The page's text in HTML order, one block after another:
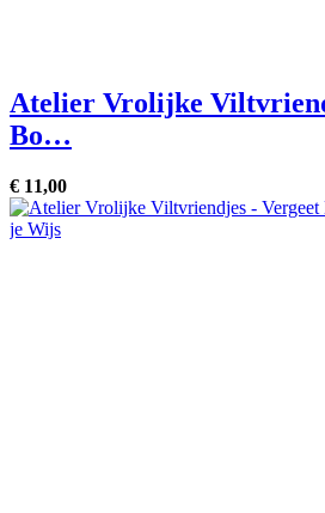
Atelier Vrolijke
Bo…
€ 11,00